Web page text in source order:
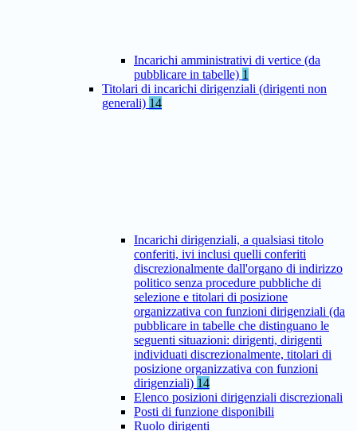
Incarichi amministrativi di vertice (da
pubblicare in tabelle) 1
Titolari di incarichi dirigenziali (dirigenti non
generali) 14
Incarichi dirigenziali, a qualsiasi titolo
conferiti, ivi inclusi quelli conferiti
discrezionalmente dall'organo di indirizzo
politico senza procedure pubbliche di
selezione e titolari di posizione
organizzativa con funzioni dirigenziali (da
pubblicare in tabelle che distinguano le
seguenti situazioni: dirigenti, dirigenti
individuati discrezionalmente, titolari di
posizione organizzativa con funzioni
dirigenziali) 14
Elenco posizioni dirigenziali discrezionali
Posti di funzione disponibili
Ruolo dirigenti